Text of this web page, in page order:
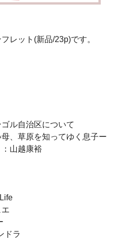
レット(新品/23p)です。
ル自治区について
、草原を知ってゆく息子ー
山越康裕
ドラ